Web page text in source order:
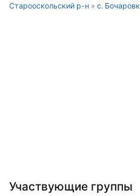
Старооскольский р-н » с.
Участвующие группы